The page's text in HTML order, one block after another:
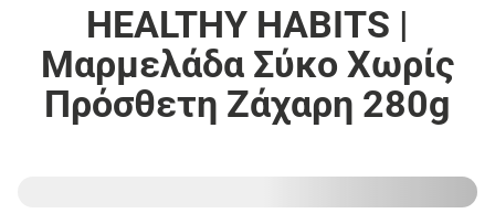
HEALTHY HABITS |
Μαρμελάδα Σύκο Χωρίς
Πρόσθετη Ζάχαρη 280g